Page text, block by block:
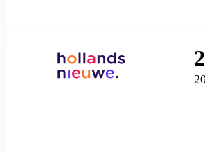
Xiaomi Redmi
Xiaomi Redmi Note 15
Xiaomi Redmi Note 15